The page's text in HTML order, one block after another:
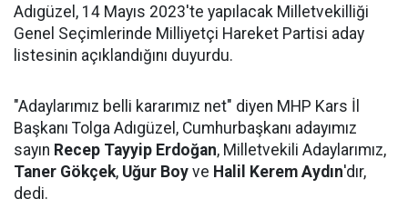
Adıgüzel, 14 Mayıs 2023'te yapılacak Milletvekilliği
Genel Seçimlerinde Milliyetçi Hareket Partisi aday
listesinin açıklandığını duyurdu.
"Adaylarımız belli kararımız net" diyen MHP Kars İl
Başkanı Tolga Adıgüzel, Cumhurbaşkanı adayımız
sayın Recep Tayyip Erdoğan, Milletvekili Adaylarımız,
Taner Gökçek, Uğur Boy ve Halil Kerem Aydın'dır,
dedi.